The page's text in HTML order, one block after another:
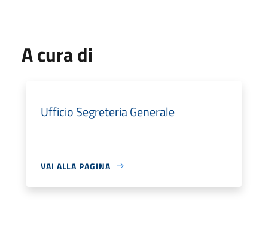
A cura di
Ufficio Segreteria Generale
VAI ALLA PAGINA